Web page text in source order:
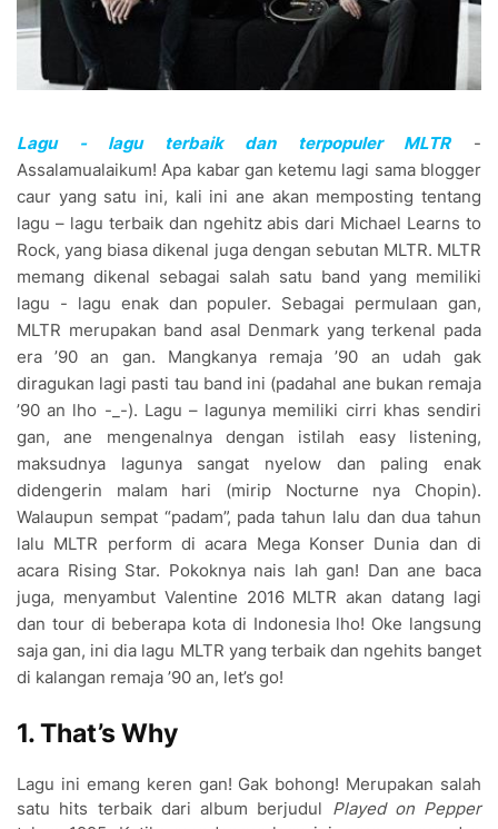
Lagu - lagu terbaik dan terpopuler MLTR-
Assalamualaikum! Apa kabar gan ketemu lagi sama blogger
caur yang satu ini, kali ini ane akan memposting tentang
lagu – lagu terbaik dan ngehitz abis dari Michael Learns to
Rock, yang biasa dikenal juga dengan sebutan MLTR. MLTR
memang dikenal sebagai salah satu band yang memiliki
lagu - lagu enak dan populer. Sebagai permulaan gan,
MLTR merupakan band asal Denmark yang terkenal pada
era ’90 an gan. Mangkanya remaja ’90 an udah gak
diragukan lagi pasti tau band ini (padahal ane bukan remaja
’90 an lho -_-). Lagu – lagunya memiliki cirri khas sendiri
gan, ane mengenalnya dengan istilah easy listening,
maksudnya lagunya sangat nyelow dan paling enak
didengerin malam hari (mirip Nocturne nya Chopin).
Walaupun sempat “padam”, pada tahun lalu dan dua tahun
lalu MLTR perform di acara Mega Konser Dunia dan di
acara Rising Star. Pokoknya nais lah gan! Dan ane baca
juga, menyambut Valentine 2016 MLTR akan datang lagi
dan tour di beberapa kota di Indonesia lho! Oke langsung
saja gan, ini dia lagu MLTR yang terbaik dan ngehits banget
di kalangan remaja ’90 an, let’s go!
1. That’s Why
Lagu ini emang keren gan! Gak bohong! Merupakan salah
satu hits terbaik dari album berjudul Played on Pepper